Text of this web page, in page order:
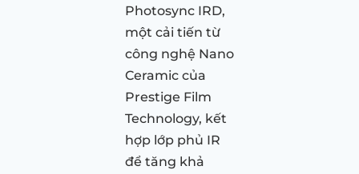
Photosync IRD,
một cải tiến từ
công nghệ Nano
Ceramic của
Prestige Film
Technology, kết
hợp lớp phủ IR
để tăng khả